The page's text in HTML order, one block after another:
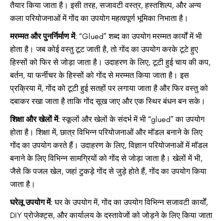
तैयार किया जाता है। इसी तरह, सजावटी वस्त्र, हस्तशिल्प, और अन्य
कला परियोजनाओं में गोंद का उपयोग महत्वपूर्ण भूमिका निभाता है।
मरम्मत और पुनर्निर्माण में: “Glued” शब्द का उपयोग मरम्मत कार्यों में भी
होता है। जब कोई वस्तु टूट जाती है, तो गोंद का उपयोग करके टूटे हुए
हिस्सों को फिर से जोड़ा जाता है। उदाहरण के लिए, टूटी हुई चाय की कप,
बर्तन, या फर्नीचर के हिस्सों को गोंद से मरम्मत किया जाता है। इस
प्रक्रिया में, गोंद को टूटी हुई सतहों पर लगाया जाता है और फिर वस्तु को
दबाकर रखा जाता है ताकि गोंद सूख जाए और एक स्थिर बंधन बन सके।
शिक्षा और खेलों में: स्कूलों और खेलों के संदर्भ में भी “glued” का उपयोग
होता है। शिक्षा में, छात्र विभिन्न परियोजनाओं और मॉडल बनाने के लिए
गोंद का उपयोग करते हैं। उदाहरण के लिए, विज्ञान परियोजनाओं में मॉडल
बनाने के लिए विभिन्न सामग्रियों को गोंद से जोड़ा जाता है। खेलों में भी,
जैसे कि पजल खेल, जहां टुकड़े गोंद से जुड़े होते हैं, गोंद का उपयोग किया
जाता है।
घरेलू उपयोग में: घर के उपयोग में, गोंद का उपयोग विभिन्न सजावटी कार्यों,
DIY प्रोजेक्ट्स, और कार्यालय के दस्तावेजों को जोड़ने के लिए किया जाता